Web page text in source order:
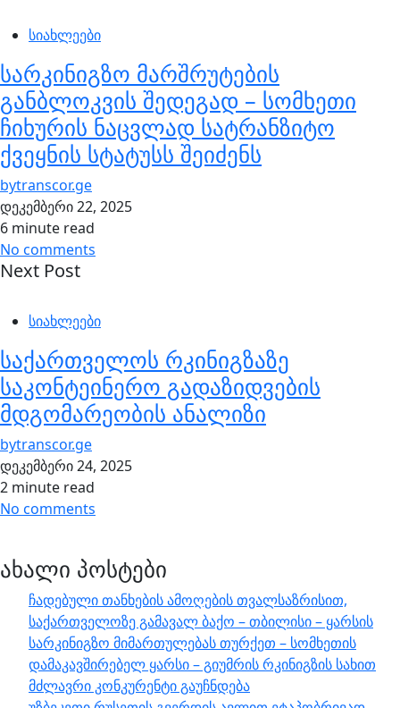
სიახლეები
სარკინიგზო მარშრუტების
განბლოკვის შედეგად – სომხეთი
ჩიხურის ნაცვლად სატრანზიტო
ქვეყნის სტატუსს შეიძენს
bytranscor.ge
დეკემბერი 22, 2025
6 minute read
No comments
Next Post
სიახლეები
საქართველოს რკინიგზაზე
საკონტეინერო გადაზიდვების
მდგომარეობის ანალიზი
bytranscor.ge
დეკემბერი 24, 2025
2 minute read
No comments
ახალი პოსტები
ჩადებული თანხების ამოღების თვალსაზრისით,
საქართველოზე გამავალ ბაქო – თბილისი – ყარსის
სარკინიგზო მიმართულებას თურქეთ – სომხეთის
დამაკავშირებელ ყარსი – გიუმრის რკინიგზის სახით
მძლავრი კონკურენტი გაუჩნდება